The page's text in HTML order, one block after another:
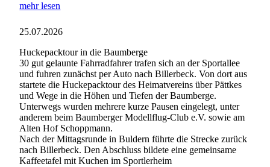
mehr lesen
25.07.2026
Huckepacktour in die Baumberge
30 gut gelaunte Fahrradfahrer trafen sich an der Sportallee
und fuhren zunächst per Auto nach Billerbeck. Von dort aus
startete die Huckepacktour des Heimatvereins über Pättkes
und Wege in die Höhen und Tiefen der Baumberge.
Unterwegs wurden mehrere kurze Pausen eingelegt, unter
anderem beim Baumberger Modellflug-Club e.V. sowie am
Alten Hof Schoppmann.
Nach der Mittagsrunde in Buldern führte die Strecke zurück
nach Billerbeck. Den Abschluss bildete eine gemeinsame
Kaffeetafel mit Kuchen im Sportlerheim